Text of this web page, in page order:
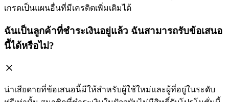
เกรดเป็นแผนอื่นที่มีเครดิตเพิ่มเติมได้
ฉันเป็นลูกค้าที่ชำระเงินอยู่แล้ว ฉันสามารถรับข้อเสนอ
นี้ได้หรือไม่?
น่าเสียดายที่ข้อเสนอนี้มีให้สำหรับผู้ใช้ใหม่และผู้ที่อยู่ในระดับ